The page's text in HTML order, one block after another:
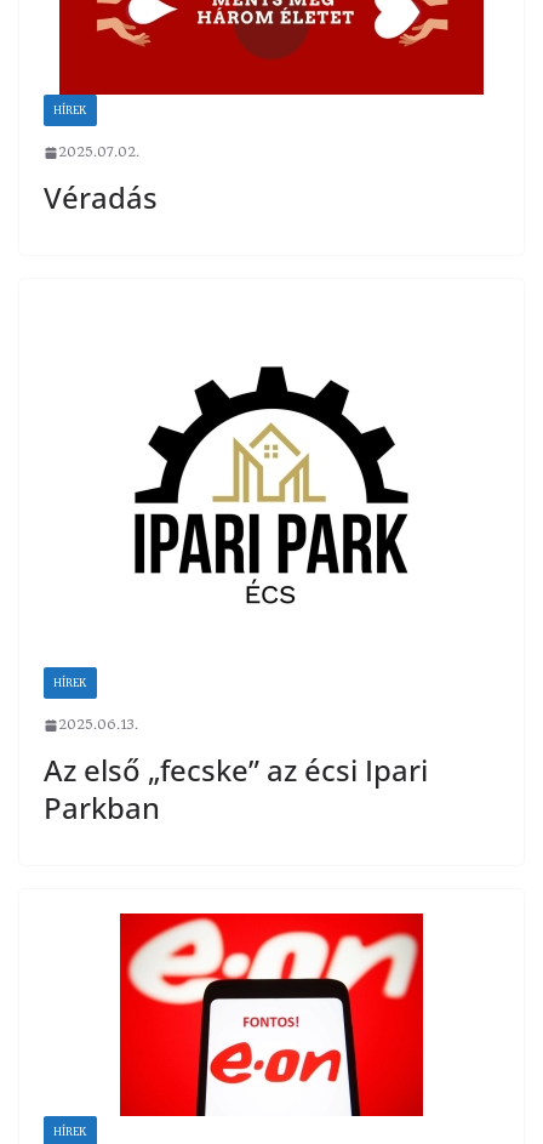
HÍREK
2025.07.02.
Véradás
HÍREK
2025.06.13.
Az első „fecske” az écsi Ipari
Parkban
HÍREK